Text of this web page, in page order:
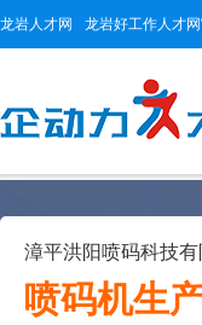
龙岩人才网 龙岩好工作人才网
漳平洪阳喷码科技有
喷码机生